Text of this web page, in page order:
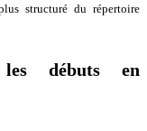
structuré du répertoire
les débuts en